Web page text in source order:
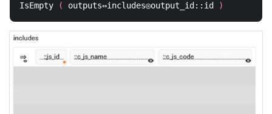
IsEmpty ( outputs⇔includes◎output_id::id )